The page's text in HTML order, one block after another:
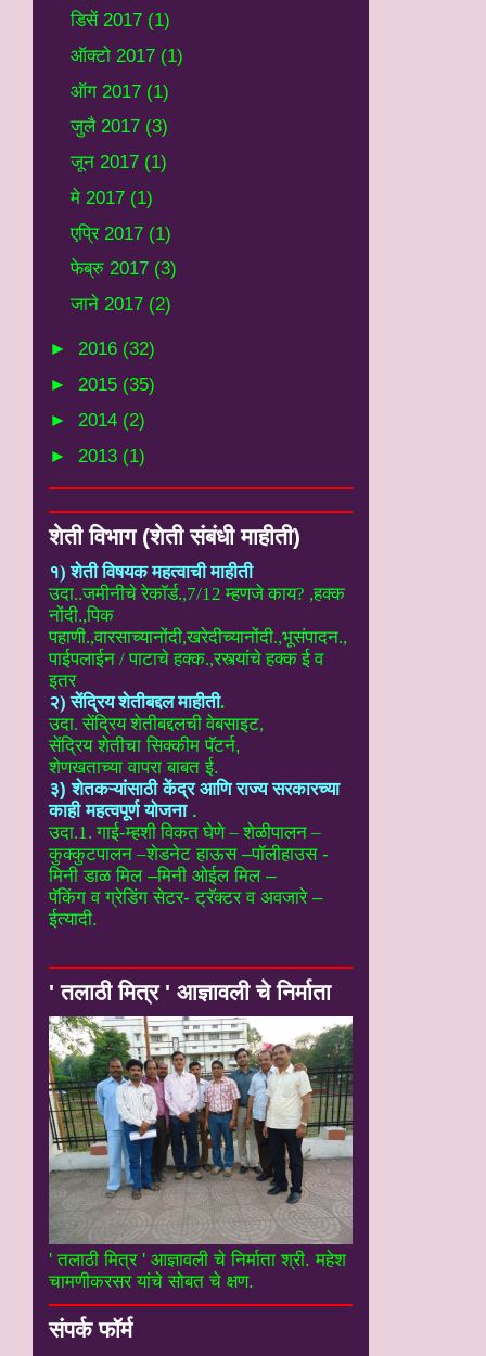
डिसें 2017 (1)
ऑक्टो 2017 (1)
ऑग 2017 (1)
जुलै 2017 (3)
जून 2017 (1)
मे 2017 (1)
एप्रि 2017 (1)
फेब्रु 2017 (3)
जाने 2017 (2)
► 2016 (32)
► 2015 (35)
► 2014 (2)
► 2013 (1)
शेती विभाग (शेती संबंधी माहीती)
१) शेती विषयक महत्वाची माहीती
उदा..जमीनीचे रेकॉर्ड.,7/12 म्हणजे काय? ,हक्क
नोंदी.,पिक
पहाणी.,वारसाच्यानोंदी,खरेदीच्यानोंदी.,भूसंपादन.,
पाईपलाईन / पाटाचे हक्क.,रस्त्यांचे हक्क ईव
इतर
२) सेंद्रिय शेतीबद्दल माहीती.
उदा. सेंद्रिय शेतीबद्दलची वेबसाइट,
सेंद्रिय शेतीचा सिक्कीम पॅटर्न,
शेणखताच्या वापरा बाबत ई.
३) शेतकऱ्यांसाठी केंद्र आणि राज्य सरकारच्या
काही महत्वपूर्ण योजना.
उदा.1. गाई-म्हशी विकत घेणे – शेळीपालन –
कुक्कुटपालन –शेडनेट हाऊस –पॉलीहाउस -
मिनी डाळ मिल –मिनी ओईल मिल –
पॅकिंग व ग्रेडिंग सेटर- ट्रॅक्टर व अवजारे –
ईत्यादी.
' तलाठी मित्र ' आज्ञावली चे निर्माता
' तलाठी मित्र ' आज्ञावली चे निर्माता श्री. महेश
चामणीकरसर यांचे सोबत चे क्षण.
संपर्क फॉर्म